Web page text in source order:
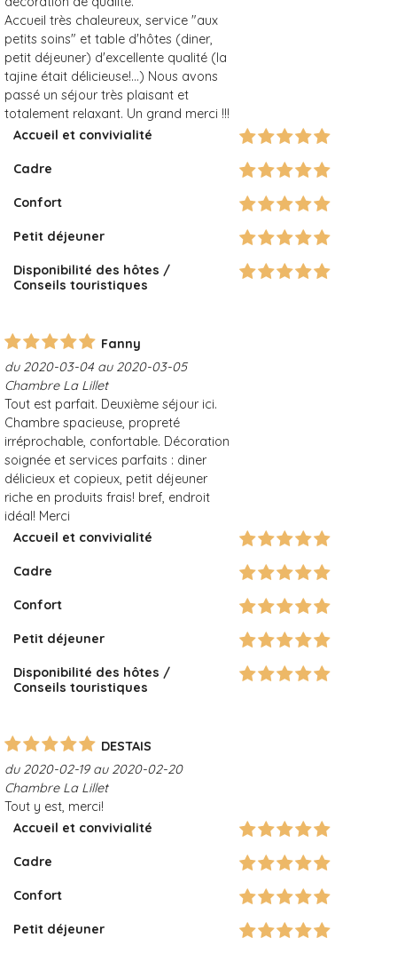
Accueil très chaleureux, service "aux
petits soins" et table d'hôtes (diner,
petit déjeuner) d'excellente qualité (la
tajine était délicieuse!...) Nous avons
passé un séjour très plaisant et
totalement relaxant. Un grand merci !!!
Accueil et convivialité
Cadre
Confort
Petit déjeuner
Disponibilité des hôtes /
Conseils touristiques
Fanny
du 2020-03-04 au 2020-03-05
Chambre La Lillet
Tout est parfait. Deuxième séjour ici.
Chambre spacieuse, propreté
irréprochable, confortable. Décoration
soignée et services parfaits : diner
délicieux et copieux, petit déjeuner
riche en produits frais! bref, endroit
idéal! Merci
Accueil et convivialité
Cadre
Confort
Petit déjeuner
Disponibilité des hôtes /
Conseils touristiques
DESTAIS
du 2020-02-19 au 2020-02-20
Chambre La Lillet
Tout y est, merci!
Accueil et convivialité
Cadre
Confort
Petit déjeuner